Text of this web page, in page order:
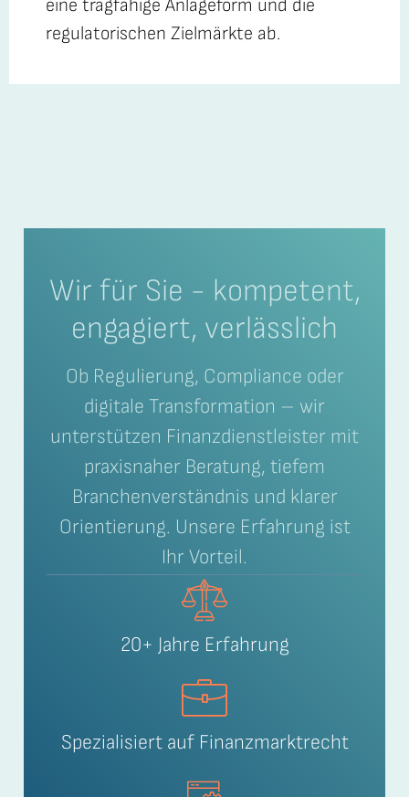
eine tragfähige Anlageform und die
regulatorischen Zielmärkte ab.
Wir für Sie - kompetent,
engagiert, verlässlich
Ob Regulierung, Compliance oder
digitale Transformation – wir
unterstützen Finanzdienstleister mit
praxisnaher Beratung, tiefem
Branchenverständnis und klarer
Orientierung. Unsere Erfahrung ist
Ihr Vorteil.
20+ Jahre Erfahrung
Spezialisiert auf Finanzmarktrecht